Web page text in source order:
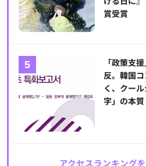
賞受賞
「政策支
反。韓国
く、クー
字」の本質
アクセスランキング